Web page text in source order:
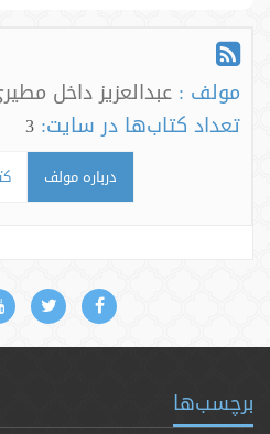
مولف : عبدالعزیز داخل
تعداد کتاب‌ها در سایت: 3
درباره مولف
برچسب‌ها